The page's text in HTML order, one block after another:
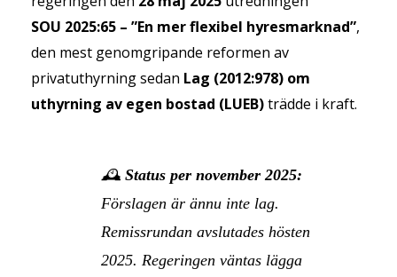
SOU 2025:65 – ”En mer flexibel hyresmarknad”,
den mest genomgripande reformen av
privatuthyrning sedan Lag (2012:978) om
uthyrning av egen bostad (LUEB)trädde i kraft.
🕰️ Status per november 2025:
Förslagen är ännu inte lag.
Remissrundan avslutades hösten
2025. Regeringen väntas lägga